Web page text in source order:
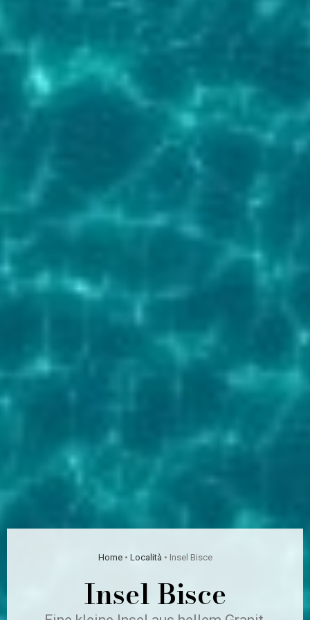
Home• Località • Insel Bisce
Insel Bisce